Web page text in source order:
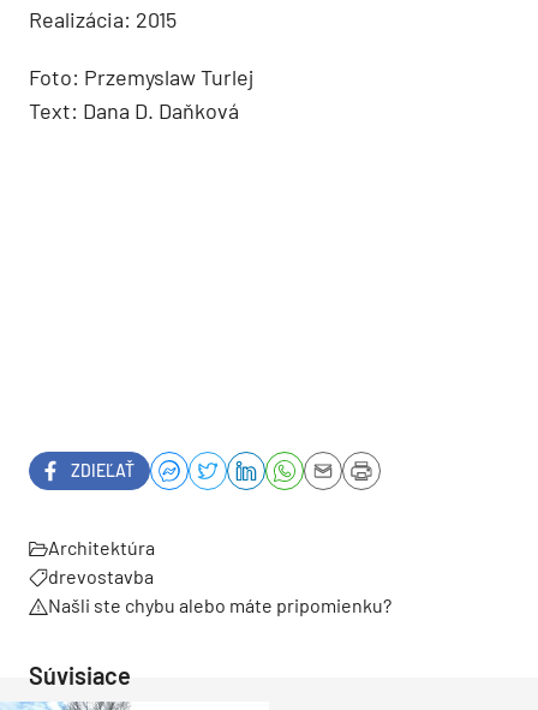
Realizácia: 2015
Foto: Przemyslaw Turlej
Text: Dana D. Daňková
ZDIEĽAŤ
Architektúra
drevostavba
Našli ste chybu alebo máte pripomienku?
Súvisiace